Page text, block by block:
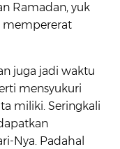
Ramadan, yuk
mempererat
juga jadi waktu
mensyukuri
miliki. Seringkali
Nya. Padahal